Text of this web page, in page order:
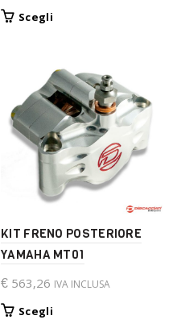
ScegliQuesto
più
varianti.
Le
opzioni
possono
essere
scelte
nella
del
prodotto
KIT FRENO POSTERIORE
YAMAHA MT01
€563,26 IVA INCLUSA
ScegliQuesto